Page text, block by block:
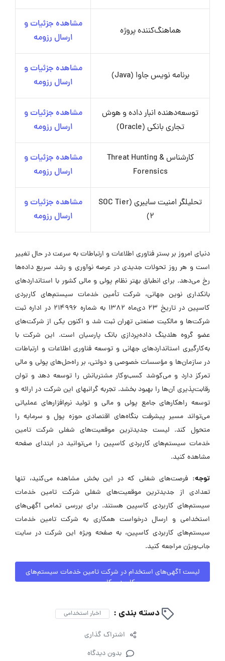
هماهنگ‌کننده پروژه
مشاهده جزئیات و
ارسال رزومه
برنامه نویس جاوا (Java)
مشاهده جزئیات و
ارسال رزومه
توسعه‌دهنده انبار داده و هوش
تجاری بانکی (Oracle)
مشاهده جزئیات و
ارسال رزومه
کارشناس Threat Hunting &
Forensics
مشاهده جزئیات و
ارسال رزومه
تحلیلگر امنیت سایبری (SOC Tier
2)
مشاهده جزئیات و
ارسال رزومه
دنیای امروز بر بستر فناوری اطلاعات و ارتباطات به سرعت در حال تغییر
است و هر روز تحولات جدیدی در عرصه نوآوری و رشد سریع داده‌ها
رخ می‌دهد. برای انطباق بهتر نظام پولی و مالی کشور با استانداردهای
بانکداری نوین جهانی، شرکت تأمین خدمات سیستم‌های کاربردی
کاسپین در تاریخ 23 دی‌ماه 1382 به شماره 214996 در اداره ثبت
شرکت‌ها و مالکیت صنعتی تهران ثبت شد و اکنون یکی از شرکت‌های
عضو گروه هلدینگ داده‌پردازی بانک پارسیان است. این شرکت با
به‌کارگیری استانداردهای جهانی و توسعه فناوری اطلاعات و ارتباطات
در سازمان‌ها و مؤسسات خصوصی و دولتی، بر راه‌حل‌های پولی و مالی
تمرکز دارد و می‌کوشد کسب‌وکار مشتریانش را توسعه دهد و توان
رقابت‌پذیری آن‌ها را بهبود بخشد. تجربه گرانبهای این شرکت در ارائه و
توسعه راهکارهای جامع پولی و مالی و تولید نرم‌افزارهای عملیاتی
می‌تواند مسیر پیشرفت بنگاه‌های اقتصادی حوزه پول و سرمایه را
متحول کند. لیست جدیدترین موقعیت‌های شغلی شرکت تامین
خدمات سیستم‌های کاربردی کاسپین را می‌توانید در ابتدای صفحه
مشاهده کنید.
توجه: فرصت‌های شغلی که در این بخش مشاهده می‌کنید، تنها
تعدادی از جدیدترین موقعیت‌های شغلی شرکت تامین خدمات
سیستم‌های کاربردی کاسپین هستند. برای بررسی تمامی آگهی‌های
استخدامی و ارسال درخواست همکاری به شرکت تامین خدمات
سیستم‌های کاربردی کاسپین، به صفحه ویژه این شرکت در سایت
جاب‌ویژن مراجعه کنید.
لیست آگهی‌های استخدام در شرکت تامین خدمات سیستم‌های
کاربردی کاسپین
دسته بندی : اخبار استخدامی
اشتراک گذاری
بدون دیدگاه